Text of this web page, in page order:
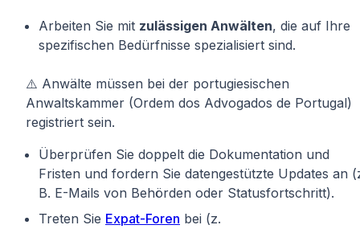
Arbeiten Sie mit zulässigen Anwälten, die auf Ihre
spezifischen Bedürfnisse spezialisiert sind.
⚠️ Anwälte müssen bei der portugiesischen
Anwaltskammer (Ordem dos Advogados de Portugal)
registriert sein.
Überprüfen Sie doppelt die Dokumentation und
Fristen und fordern Sie datengestützte Updates an
B. E-Mails von Behörden oder Statusfortschritt).
Treten Sie Expat-Foren bei (z.